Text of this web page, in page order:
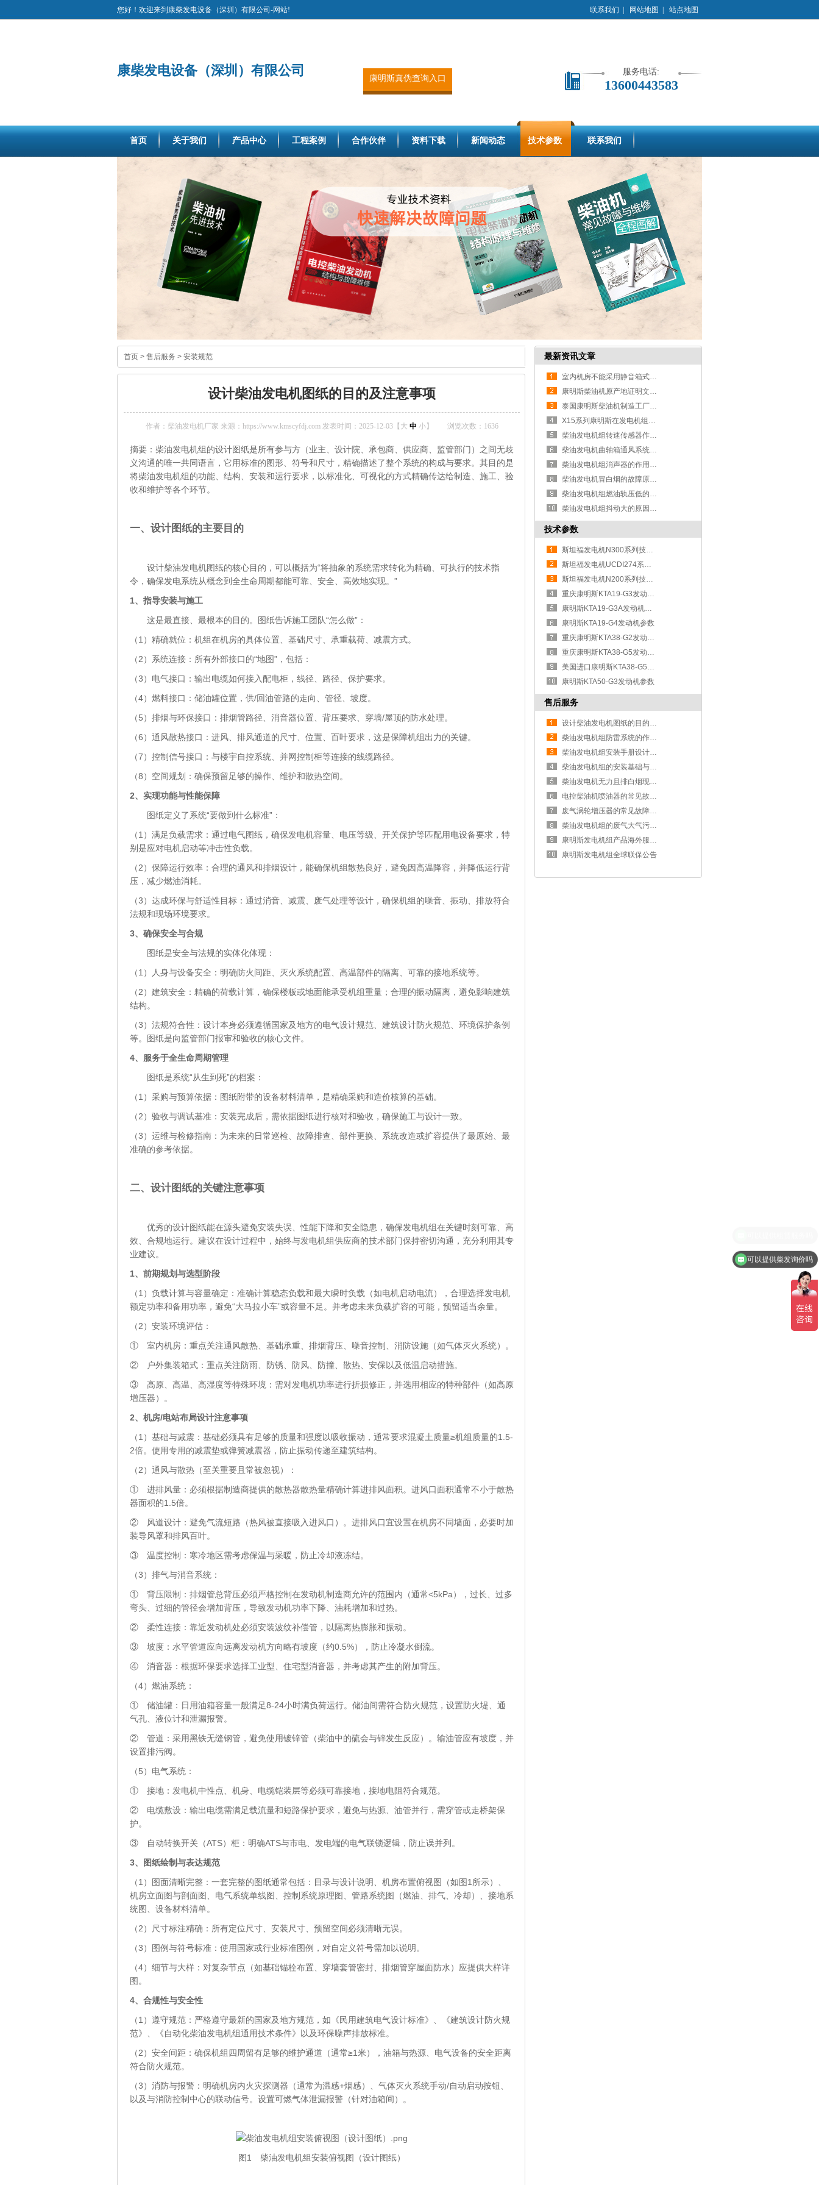
联系我们 网站地图 站点地图
您好！欢迎来到康柴发电设备（深圳）有限公司-网站!
服务电话:
13600443583
康柴发电设备（深圳）有限公司
康明斯真伪查询入口
首页 关于我们 产品中心 工程案例 合作伙伴 资料下载 新闻动态 技术参数 联系我们
首页 > 售后服务 > 安装规范
设计柴油发电机图纸的目的及注意事项
作者：柴油发电机厂家 来源：https://www.kmscyfdj.com 发表时间：2025-12-03【 大 中 小】 浏览次数： 1636
摘要：柴油发电机组的设计图纸是所有参与方（业主、设计院、承包商、供应商、监管部门）之间无歧
义沟通的唯一共同语言，它用标准的图形、符号和尺寸，精确描述了整个系统的构成与要求。其目的是
将柴油发电机组的功能、结构、安装和运行要求，以标准化、可视化的方式精确传达给制造、施工、验
收和维护等各个环节。
一、设计图纸的主要目的
设计柴油发电机图纸的核心目的，可以概括为“将抽象的系统需求转化为精确、可执行的技术指
令，确保发电系统从概念到全生命周期都能可靠、安全、高效地实现。”
1、 指导安装与施工
这是最直接、最根本的目的。图纸告诉施工团队“怎么做”：
（1）精确就位：机组在机房的具体位置、基础尺寸、承重载荷、减震方式。
（2）系统连接：所有外部接口的“地图”，包括：
（3）电气接口：输出电缆如何接入配电柜，线径、路径、保护要求。
（4）燃料接口：储油罐位置，供/回油管路的走向、管径、坡度。
（5）排烟与环保接口：排烟管路径、消音器位置、背压要求、穿墙/屋顶的防水处理。
（6）通风散热接口：进风、排风通道的尺寸、位置、百叶要求，这是保障机组出力的关键。
（7）控制信号接口：与楼宇自控系统、并网控制柜等连接的线缆路径。
（8）空间规划：确保预留足够的操作、维护和散热空间。
2、 实现功能与性能保障
图纸定义了系统“要做到什么标准”：
（1）满足负载需求：通过电气图纸，确保发电机容量、电压等级、开关保护等匹配用电设备要求，特
别是应对电机启动等冲击性负载。
（2）保障运行效率：合理的通风和排烟设计，能确保机组散热良好，避免因高温降容，并降低运行背
压，减少燃油消耗。
（3）达成环保与舒适性目标：通过消音、减震、废气处理等设计，确保机组的噪音、振动、排放符合
法规和现场环境要求。
3、 确保安全与合规
图纸是安全与法规的实体化体现：
（1）人身与设备安全：明确防火间距、灭火系统配置、高温部件的隔离、可靠的接地系统等。
（2）建筑安全：精确的荷载计算，确保楼板或地面能承受机组重量；合理的振动隔离，避免影响建筑
结构。
（3）法规符合性：设计本身必须遵循国家及地方的电气设计规范、建筑设计防火规范、环境保护条例
等。图纸是向监管部门报审和验收的核心文件。
4、 服务于全生命周期管理
图纸是系统“从生到死”的档案：
（1）采购与预算依据：图纸附带的设备材料清单，是精确采购和造价核算的基础。
（2）验收与调试基准：安装完成后，需依据图纸进行核对和验收，确保施工与设计一致。
（3）运维与检修指南：为未来的日常巡检、故障排查、部件更换、系统改造或扩容提供了最原始、最
准确的参考依据。
二、设计图纸的关键注意事项
优秀的设计图纸能在源头避免安装失误、性能下降和安全隐患，确保发电机组在关键时刻可靠、高
效、合规地运行。建议在设计过程中，始终与发电机组供应商的技术部门保持密切沟通，充分利用其专
业建议。
1、 前期规划与选型阶段
（1）负载计算与容量确定：准确计算稳态负载和最大瞬时负载（如电机启动电流），合理选择发电机
额定功率和备用功率，避免“大马拉小车”或容量不足。并考虑未来负载扩容的可能，预留适当余量。
（2）安装环境评估：
① 室内机房：重点关注通风散热、基础承重、排烟背压、噪音控制、消防设施（如气体灭火系统）。
② 户外集装箱式：重点关注防雨、防锈、防风、防撞、散热、安保以及低温启动措施。
③ 高原、高温、高湿度等特殊环境：需对发电机功率进行折损修正，并选用相应的特种部件（如高原
增压器）。
2、 机房/电站布局设计注意事项
（1）基础与减震：基础必须具有足够的质量和强度以吸收振动，通常要求混凝土质量≥机组质量的1.5-
2倍。使用专用的减震垫或弹簧减震器，防止振动传递至建筑结构。
（2）通风与散热（至关重要且常被忽视）：
① 进排风量：必须根据制造商提供的散热器散热量精确计算进排风面积。进风口面积通常不小于散热
器面积的1.5倍。
② 风道设计：避免气流短路（热风被直接吸入进风口）。进排风口宜设置在机房不同墙面，必要时加
装导风罩和排风百叶。
③ 温度控制：寒冷地区需考虑保温与采暖，防止冷却液冻结。
（3）排气与消音系统：
① 背压限制：排烟管总背压必须严格控制在发动机制造商允许的范围内（通常<5kPa），过长、过多
弯头、过细的管径会增加背压，导致发动机功率下降、油耗增加和过热。
② 柔性连接：靠近发动机处必须安装波纹补偿管，以隔离热膨胀和振动。
③ 坡度：水平管道应向远离发动机方向略有坡度（约0.5%），防止冷凝水倒流。
④ 消音器：根据环保要求选择工业型、住宅型消音器，并考虑其产生的附加背压。
（4）燃油系统：
① 储油罐：日用油箱容量一般满足8-24小时满负荷运行。储油间需符合防火规范，设置防火堤、通
气孔、液位计和泄漏报警。
② 管道：采用黑铁无缝钢管，避免使用镀锌管（柴油中的硫会与锌发生反应）。输油管应有坡度，并
设置排污阀。
（5）电气系统：
① 接地：发电机中性点、机身、电缆铠装层等必须可靠接地，接地电阻符合规范。
② 电缆敷设：输出电缆需满足载流量和短路保护要求，避免与热源、油管并行，需穿管或走桥架保
护。
③ 自动转换开关（ATS）柜：明确ATS与市电、发电端的电气联锁逻辑，防止误并列。
3、
图纸绘制与表达规范
（1）图面清晰完整：一套完整的图纸通常包括：目录与设计说明、机房布置俯视图（如图1所示）、
机房立面图与剖面图、电气系统单线图、控制系统原理图、管路系统图（燃油、排气、冷却）、接地系
统图、设备材料清单。
（2）尺寸标注精确：所有定位尺寸、安装尺寸、预留空间必须清晰无误。
（3）图例与符号标准：使用国家或行业标准图例，对自定义符号需加以说明。
（4）细节与大样：对复杂节点（如基础锚栓布置、穿墙套管密封、排烟管穿屋面防水）应提供大样详
图。
4、 合规性与安全性
（1）遵守规范：严格遵守最新的国家及地方规范，如《民用建筑电气设计标准》、《建筑设计防火规
范》、《自动化柴油发电机组通用技术条件》以及环保噪声排放标准。
（2）安全间距：确保机组四周留有足够的维护通道（通常≥1米），油箱与热源、电气设备的安全距离
符合防火规范。
（3）消防与报警：明确机房内火灾探测器（通常为温感+烟感）、气体灭火系统手动/自动启动按钮、
以及与消防控制中心的联动信号。设置可燃气体泄漏报警（针对油箱间）。
图1 柴油发电机组安装俯视图（设计图纸）
最新资讯文章
室内机房不能采用静音箱式发电机组
康明斯柴油机原产地证明文件的作用
泰国康明斯柴油机制造工厂的战略定
X15系列康明斯在发电机组上的应用
柴油发电机组转速传感器作用和原理
柴油发电机曲轴箱通风系统作用及原
柴油发电机组消声器的作用及安装方
柴油发电机冒白烟的故障原因分析
柴油发电机组燃油轨压低的原因及解
柴油发电机组抖动大的原因、影响及
技术参数
斯坦福发电机N300系列技术参数
斯坦福发电机UCDI274系列技术参数
斯坦福发电机N200系列技术参数
重庆康明斯KTA19-G3发动机参数
康明斯KTA19-G3A发动机技术参数
康明斯KTA19-G4发动机参数
重庆康明斯KTA38-G2发动机参数
重庆康明斯KTA38-G5发动机参数
美国进口康明斯KTA38-G5发动机参数
康明斯KTA50-G3发动机参数
售后服务
设计柴油发电机图纸的目的及注意事
柴油发电机组防雷系统的作用及安装
柴油发电机组安装手册设计范围与规
柴油发电机组的安装基础与机房布置
柴油发电机无力且排白烟现象的原因
电控柴油机喷油器的常见故障现象和
废气涡轮增压器的常见故障现象和维
柴油发电机组的废气大气污染物排放
康明斯发电机组产品海外服务政策解
康明斯发电机组全球联保公告
可以提供柴发询价吗